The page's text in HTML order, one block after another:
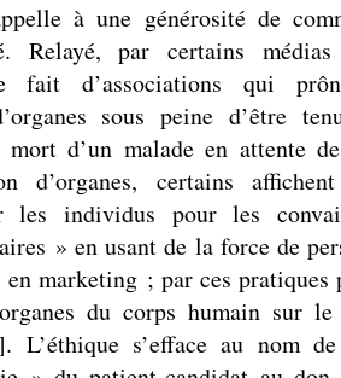
à une générosité de
Relayé, par certains
fait d’associations qui
sous peine d’être
mort d’un malade en attente
d’organes, certains
les individus pour les
» en usant de la force de
marketing ; par ces pratiques
du corps humain sur
. L’éthique s’efface au nom